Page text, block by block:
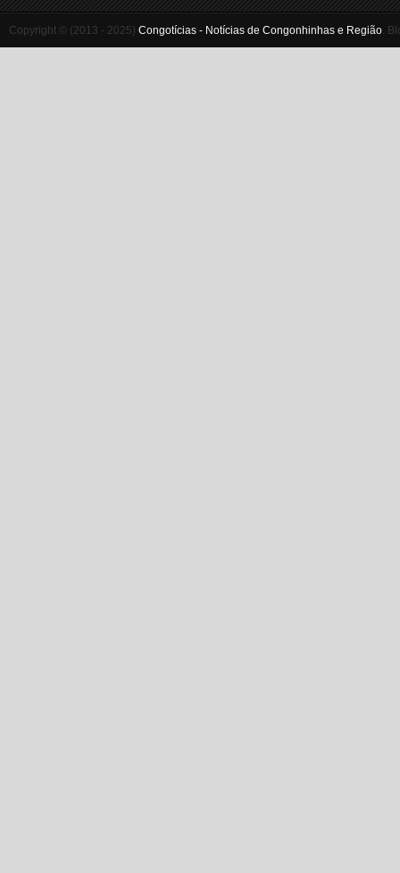
Copyright © (2013 - 2025) Congotícias - Notícias de Congonhinhas e Região.